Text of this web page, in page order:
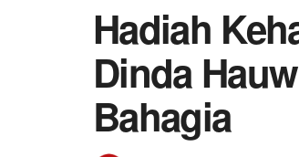
Hadiah
Dinda
Bahagia